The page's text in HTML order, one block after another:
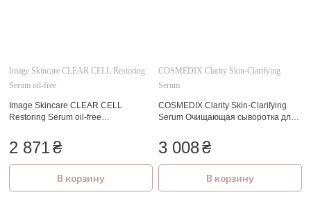
Image Skincare CLEAR CELL Restoring
Serum oil-free
Image Skincare CLEAR CELL
Restoring Serum oil-free
2 871₴
В корзину
COSMEDIX Clarity Skin-Clarifying
Serum
COSMEDIX Clarity Skin-Clarifying
Serum Очищающая сыворотка для
3 008₴
В корзину